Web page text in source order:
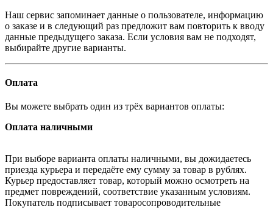
Наш сервис запоминает данные о пользователе, информацию
о заказе и в следующий раз предложит вам повторить к вводу
данные предыдущего заказа. Если условия вам не подходят,
выбирайте другие варианты.
Оплата
Вы можете выбрать один из трёх вариантов оплаты:
Оплата наличными
При выборе варианта оплаты наличными, вы дожидаетесь
приезда курьера и передаёте ему сумму за товар в рублях.
Курьер предоставляет товар, который можно осмотреть на
предмет повреждений, соответствие указанным условиям.
Покупатель подписывает товаросопроводительные